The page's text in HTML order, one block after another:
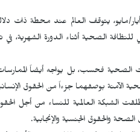
مايو، يتوقف العالم عند محطة ذات
الصحية أثناء الدورة الشهرية،
فحسب، بل يواجه أيضاً الممارسات
الآمنة بوصفهما جزءاً من الحقوق
والحقوق الجنسية والإنجابية.